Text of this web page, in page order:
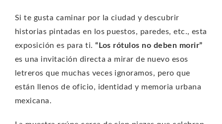
Si te gusta caminar por la ciudad y descubrir
historias pintadas en los puestos, paredes, etc., esta
exposición es para ti.“Los rótulos no deben morir”
es una invitación directa a mirar de nuevo esos
letreros que muchas veces ignoramos, pero que
están llenos de oficio, identidad y memoria urbana
mexicana.